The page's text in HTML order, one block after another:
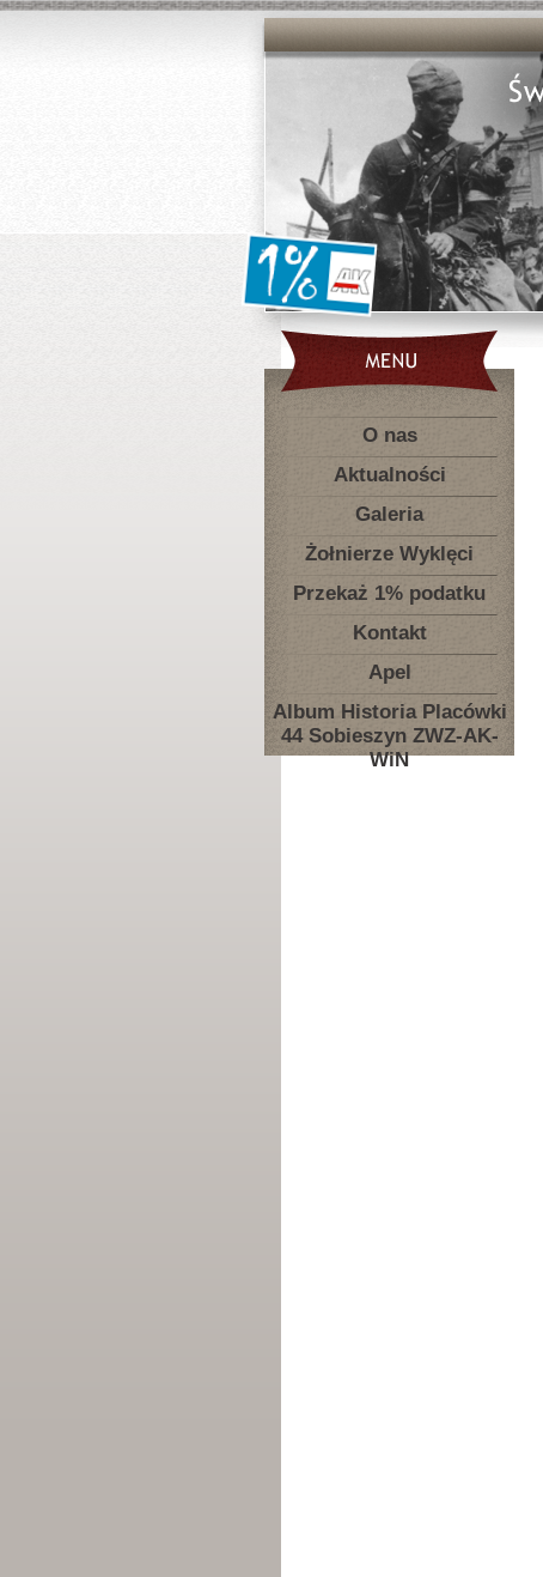
O nas
Aktualności
Galeria
Żołnierze Wyklęci
Przekaż 1% podatku
Kontakt
Apel
Album Historia Placówki
44 Sobieszyn ZWZ-AK-
WiN